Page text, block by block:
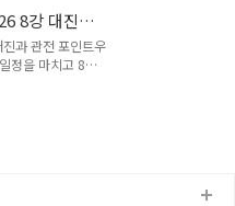
하다는 이야기를
프레드릭 쿠드롱
의미가 있습니
정적인 경기력을
히 세계 최고 수
치민 3쿠션 월
8강 대진과
과 관전 포인트우
정을 마치고 8강
의 집중력과 신예
며 8강에 진출했